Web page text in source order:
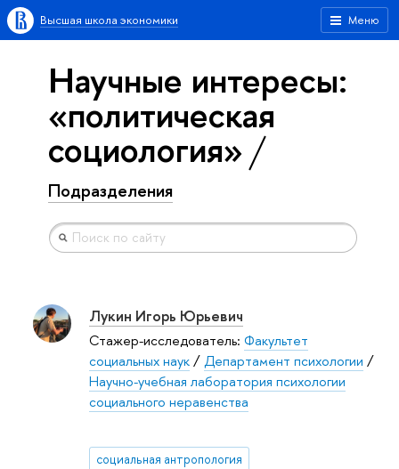
Меню
Высшая школа экономики
Научные интересы:
«политическая
социология»
Подразделения
Лукин Игорь Юрьевич
Стажер-исследователь: Факультет
социальных наук/Департамент психологии /
Научно-учебная лаборатория психологии
социального неравенства
социальная антропология